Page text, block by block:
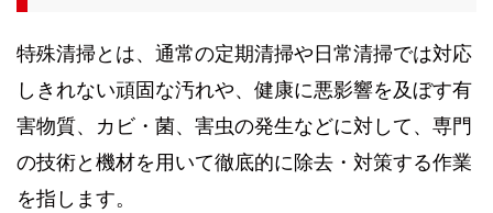
特殊清掃とは、通常の定期清掃や日常清掃では対応
しきれない頑固な汚れや、健康に悪影響を及ぼす有
害物質、カビ・菌、害虫の発生などに対して、専門
の技術と機材を用いて徹底的に除去・対策する作業
を指します。